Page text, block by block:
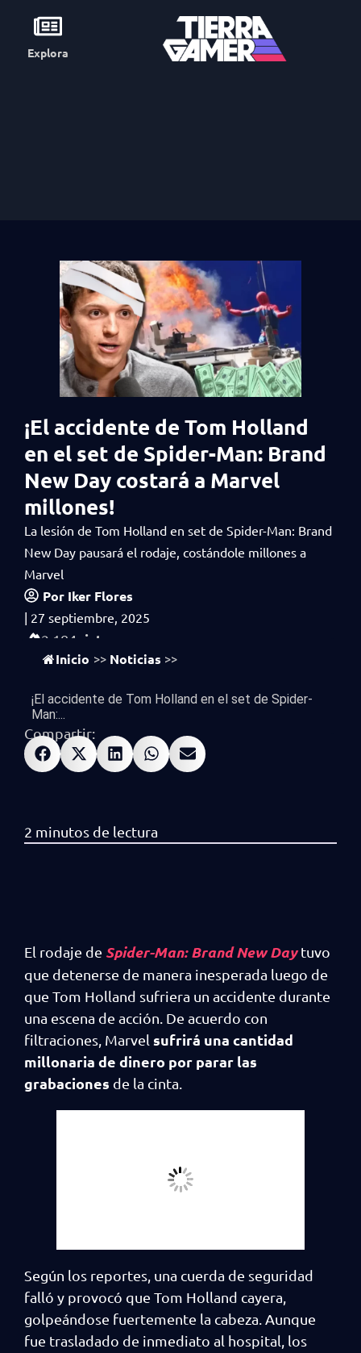
Explora
¡El accidente de Tom Holland
en el set de Spider-Man: Brand
New Day costará a Marvel
millones!
La lesión de Tom Holland en set de Spider-Man: Brand
New Day pausará el rodaje, costándole millones a
Marvel
Por Iker Flores
| 27 septiembre, 2025
2,184 vistas
Inicio >> Noticias >>
¡El accidente de Tom Holland en el set de Spider-
Man:...
Compartir:
El rodaje de Spider-Man: Brand New Daytuvo
que detenerse de manera inesperada luego de
que Tom Holland sufriera un accidente durante
una escena de acción. De acuerdo con
filtraciones, Marvel sufrirá una cantidad
millonaria de dinero por parar las
grabaciones de la cinta.
Según los reportes, una cuerda de seguridad
falló y provocó que Tom Holland cayera,
golpeándose fuertemente la cabeza. Aunque
fue trasladado de inmediato al hospital, los